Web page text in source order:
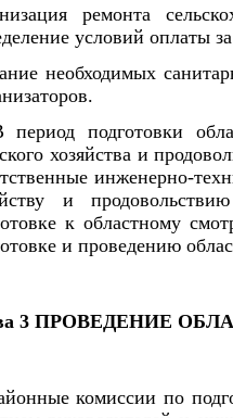
ремонта
условий оплаты
необходимых
подготовки
хозяйства и
инженерно-
и
к областному
и проведению
3 ПРОВЕДЕНИЕ
комиссии по